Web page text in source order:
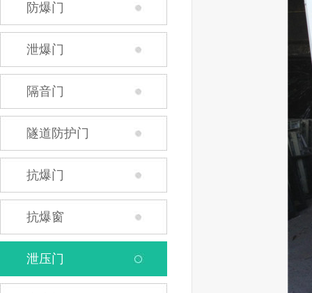
防爆门
泄爆门
隔音门
隧道防护门
抗爆门
抗爆窗
泄压门